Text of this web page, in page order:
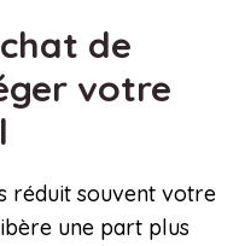
de
votre
réduit souvent votre
une part plus